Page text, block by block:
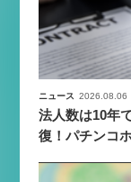
ニュース 2026.08.06
法人数は10年
復！パチンコ